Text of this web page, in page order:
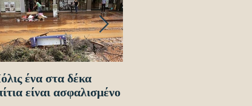
ένα στα δέκα
είναι ασφαλισμένο